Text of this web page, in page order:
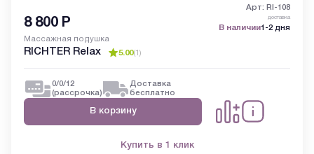
Арт: RI-108
8 800 Р доставка
В наличии1-2 дня
Массажная подушка
RICHTER Relax 5.00(1)
0/0/12
(рассрочка)
Доставка
бесплатно
В корзину
Купить в 1 клик